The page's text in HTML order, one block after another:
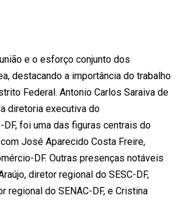
e o esforço conjunto dos
destacando a importância do trabalho
Federal. Antonio Carlos Saraiva de
diretoria executiva do
DF, foi uma das figuras centrais do
José Aparecido Costa Freire,
DF. Outras presenças notáveis
diretor regional do SESC-DF,
regional do SENAC-DF, e Cristina